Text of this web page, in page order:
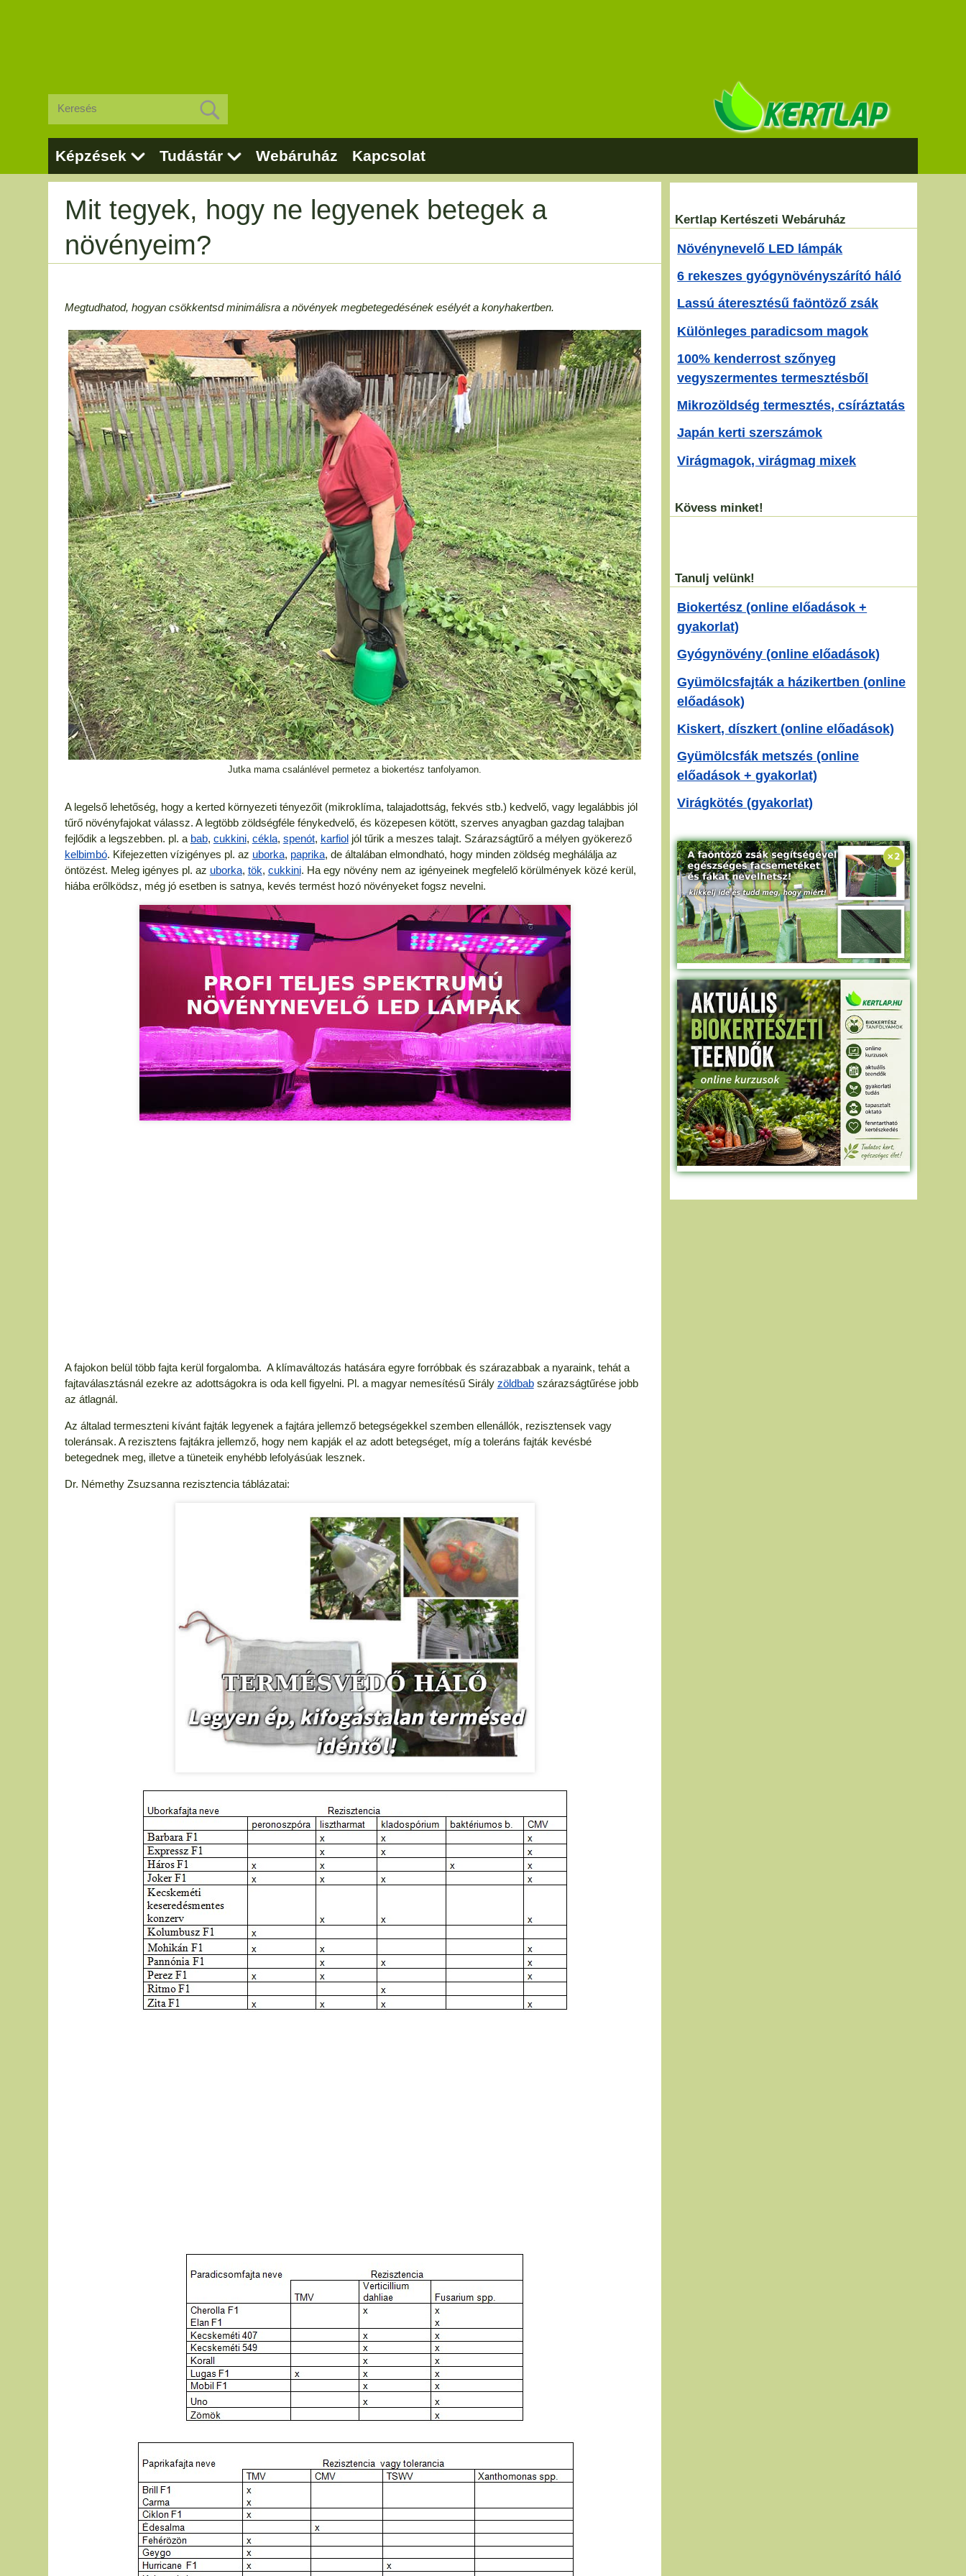
Képzések Tudástár Webáruház Kapcsolat
Mit tegyek, hogy ne legyenek betegek a
növényeim?
Megtudhatod, hogyan csökkentsd minimálisra a növények megbetegedésének esélyét a konyhakertben.
Jutka mama csalánlével permetez a biokertész tanfolyamon.
A legelső lehetőség, hogy a kerted környezeti tényezőit (mikroklíma, talajadottság, fekvés stb.) kedvelő, vagy legalábbis jól
tűrő növényfajokat válassz. A legtöbb zöldségféle fénykedvelő, és közepesen kötött, szerves anyagban gazdag talajban
fejlődik a legszebben. pl. a bab, cukkini, cékla, spenót, karfioljól tűrik a meszes talajt. Szárazságtűrő a mélyen gyökerező
kelbimbó. Kifejezetten vízigényes pl. az uborka, paprika, de általában elmondható, hogy minden zöldség meghálálja az
öntözést. Meleg igényes pl. az uborka, tök, cukkini. Ha egy növény nem az igényeinek megfelelő körülmények közé kerül,
hiába erőlködsz, még jó esetben is satnya, kevés termést hozó növényeket fogsz nevelni.
A fajokon belül több fajta kerül forgalomba. A klímaváltozás hatására egyre forróbbak és szárazabbak a nyaraink, tehát a
fajtaválasztásnál ezekre az adottságokra is oda kell figyelni. Pl. a magyar nemesítésű Sirály zöldbabszárazságtűrése jobb
az átlagnál.
Az általad termeszteni kívánt fajták legyenek a fajtára jellemző betegségekkel szemben ellenállók, rezisztensek vagy
toleránsak. A rezisztens fajtákra jellemző, hogy nem kapják el az adott betegséget, míg a toleráns fajták kevésbé
betegednek meg, illetve a tüneteik enyhébb lefolyásúak lesznek.
Dr. Némethy Zsuzsanna rezisztencia táblázatai:
Kertlap Kertészeti Webáruház
Növénynevelő LED lámpák
6 rekeszes gyógynövényszárító háló
Lassú áteresztésű faöntöző zsák
Különleges paradicsom magok
100% kenderrost szőnyeg
vegyszermentes termesztésből
Mikrozöldség termesztés, csíráztatás
Japán kerti szerszámok
Virágmagok, virágmag mixek
Kövess minket!
Tanulj velünk!
Biokertész (online előadások +
gyakorlat)
Gyógynövény (online előadások)
Gyümölcsfajták a házikertben (online
előadások)
Kiskert, díszkert (online előadások)
Gyümölcsfák metszés (online
előadások + gyakorlat)
Virágkötés (gyakorlat)